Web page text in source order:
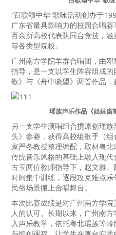
“百歌颂中华”歌咏活动创办于
广东省最具影响力的校园合唱
百余所高校代表队同台竞技，
等各类型院校。
广州南方学院羊群合唱团，由
指导，是一支以学生阵容组成
歌》与《舟中晓望》两首作品，
瑶族声乐作品《姐妹窗
另一支学生演唱组合携原创瑶
头》参赛，获得高校组歌手（
家严冬教授整理编配，取材粤
传统音乐风格的基础上融入现代
古玉两位教师指导下，赵文雅
时间集中训练，逐段攻克难点
民俗场景搬上合唱舞台。
本次比赛成绩是对广州南方学
人的认可。长期以来，广州南
入声乐教学，依托粤北瑶族等